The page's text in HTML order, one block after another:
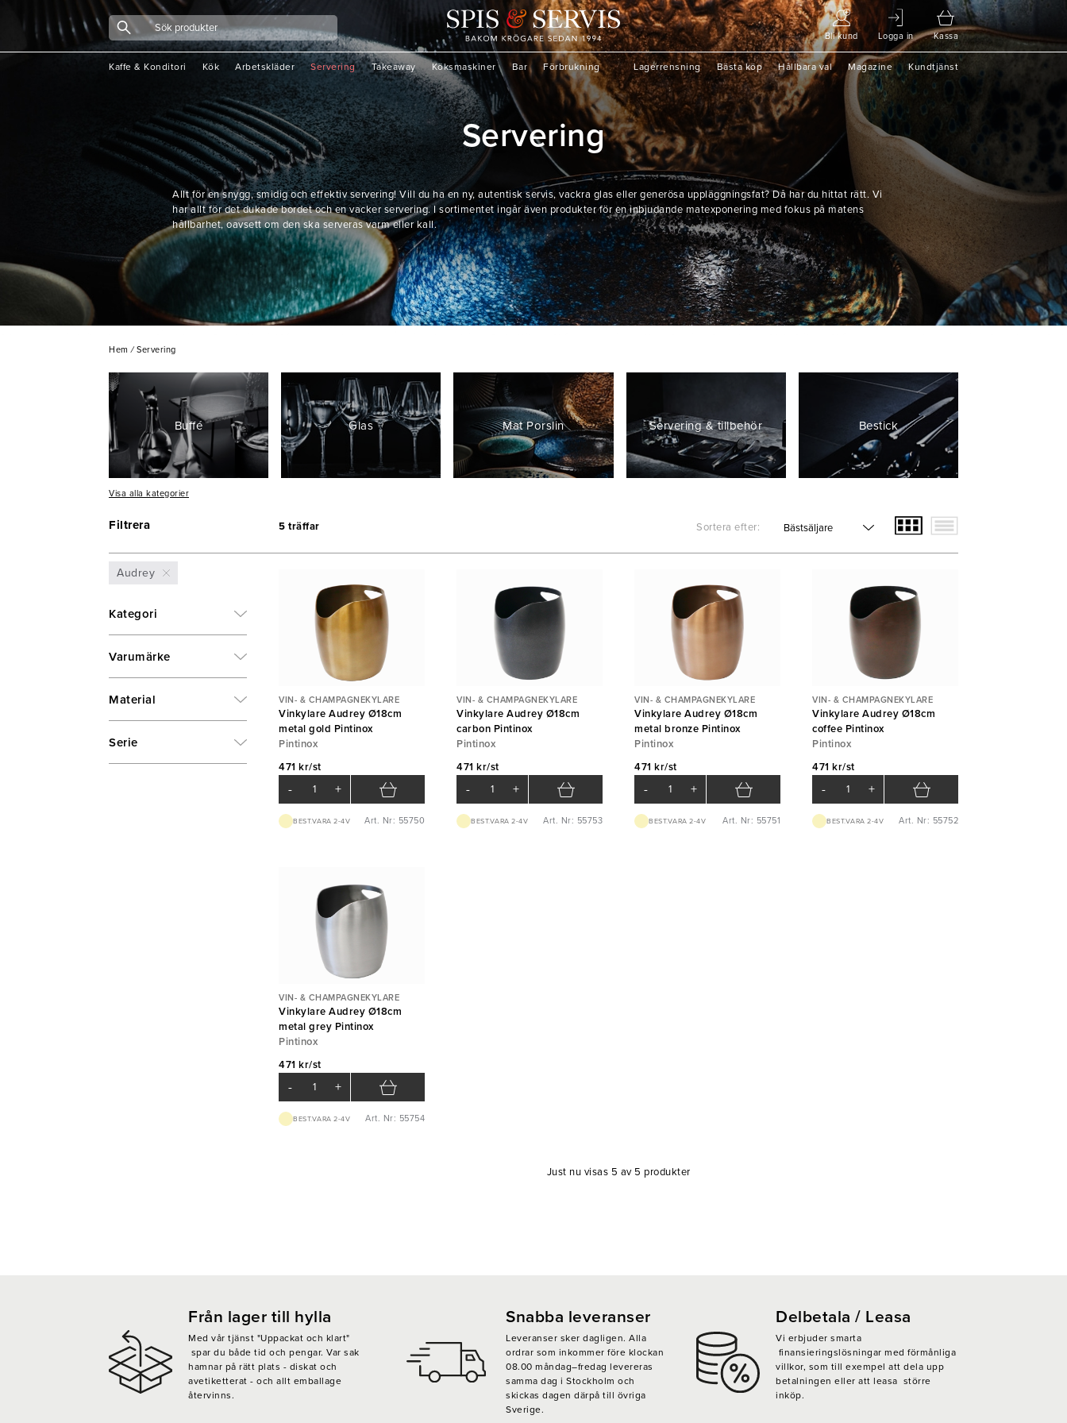
Bli kund Logga in Kassa
Kaffe & Konditori Kök Arbetskläder Servering Takeaway Köksmaskiner Bar Förbrukning Lagerrensning Bästa köp Hållbara val Magazine Kundtjänst
Servering
Allt för en snygg, smidig och effektiv servering! Vill du ha en ny, autentisk servis, vackra glas eller generösa uppläggningsfat? Då har du hittat rätt. Vi
har allt för det dukade bordet och en vacker servering. I sortimentet ingår även produkter för en inbjudande matexponering med fokus på matens
hållbarhet, oavsett om den ska serveras varm eller kall.
Hem / Servering
Buffé Glas Mat Porslin Servering & tillbehör Bestick
Visa alla kategorier
Filtrera
Audrey
Kategori
Varumärke
Material
Serie
5 träffar Sortera efter:
VIN- & CHAMPAGNEKYLARE
Vinkylare Audrey Ø18cm
metal gold Pintinox
Pintinox
471 kr/st
- +
BEST.VARA 2-4V Art. Nr: 55750
VIN- & CHAMPAGNEKYLARE
Vinkylare Audrey Ø18cm
carbon Pintinox
Pintinox
471 kr/st
- +
BEST.VARA 2-4V Art. Nr: 55753
VIN- & CHAMPAGNEKYLARE
Vinkylare Audrey Ø18cm
metal bronze Pintinox
Pintinox
471 kr/st
- +
BEST.VARA 2-4V Art. Nr: 55751
VIN- & CHAMPAGNEKYLARE
Vinkylare Audrey Ø18cm
coffee Pintinox
Pintinox
471 kr/st
- +
BEST.VARA 2-4V Art. Nr: 55752
VIN- & CHAMPAGNEKYLARE
Vinkylare Audrey Ø18cm
metal grey Pintinox
Pintinox
471 kr/st
- +
BEST.VARA 2-4V Art. Nr: 55754
Just nu visas 5 av 5 produkter
Från lager till hylla
Med vår tjänst "Uppackat och klart"
spar du både tid och pengar. Var sak
hamnar på rätt plats - diskat och
avetiketterat - och allt emballage
återvinns.
Snabba leveranser
Leveranser sker dagligen. Alla
ordrar som inkommer före klockan
08.00 måndag–fredag levereras
samma dag i Stockholm och
skickas dagen därpå till övriga
Sverige.
Delbetala / Leasa
Vi erbjuder smarta
finansieringslösningar med förmånliga
villkor, som till exempel att dela upp
betalningen eller att leasa större
inköp.